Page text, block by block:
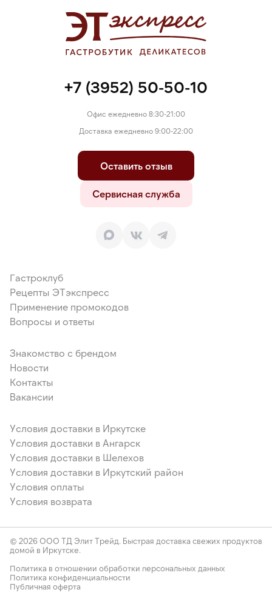
+7 (3952) 50-50-10
Офис ежедневно 8:30-21:00
Доставка ежедневно 9:00-22:00
Оставить отзыв
Сервисная служба
Гастроклуб
Рецепты ЭТэкспресс
Применение промокодов
Вопросы и ответы
Знакомство с брендом
Новости
Контакты
Вакансии
Условия доставки в Иркутске
Условия доставки в Ангарск
Условия доставки в Шелехов
Условия доставки в Иркутский район
Условия оплаты
Условия возврата
© 2026 ООО ТД Элит Трейд. Быстрая доставка свежих продуктов
домой в Иркутске.
Политика в отношении обработки персональных данных
Политика конфиденциальности
Публичная оферта